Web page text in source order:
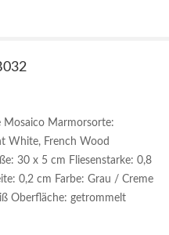
Mosaico Marmorsorte:
White, French Wood
30 x 5 cm Fliesenstarke: 0,8
0,2 cm Farbe: Grau / Creme
Oberfläche: getrommelt